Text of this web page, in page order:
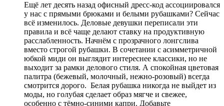
Ещё лет десять назад офисный дресс-код ассоциировался
у нас с прямыми брюками и белыми рубашками? Сейчас
всё изменилось. Деловые девушки переписали эти
правила и всё чаще делают ставку на продуктивную
расслабленность. Начнём с прозрачного лонгслива
вместо строгой рубашки. В сочетании с асимметричной
юбкой миди он выглядит интереснее классики, но не
выходит за рамки делового стиля. А спокойная цветовая
палитра (бежевый, молочный, нежно-розовый) всегда
смотрится дорого. Белая рубашка никогда не выйдет из
моды, но голубая сделает образ мягче и свежее,
особенно с тёмно-синими капри. Добавьте